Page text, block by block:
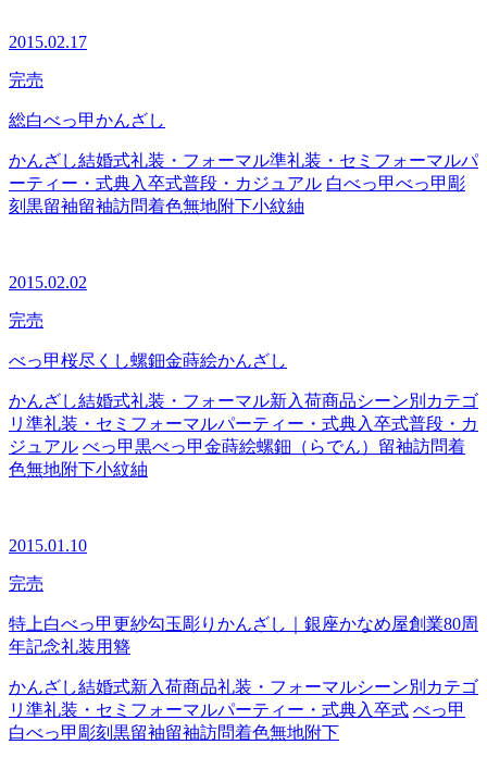
2015.02.17
完売
総白べっ甲かんざし
かんざし結婚式礼装・フォーマル準礼装・セミフォーマルパ
ーティー・式典入卒式普段・カジュアル 白べっ甲べっ甲 彫
刻 黒留袖留袖訪問着色無地附下小紋紬
2015.02.02
完売
べっ甲桜尽くし螺鈿金蒔絵かんざし
かんざし結婚式礼装・フォーマル新入荷商品シーン別カテゴ
リ 準礼装・セミフォーマルパーティー・式典入卒式普段・カ
ジュアル べっ甲黒べっ甲金蒔絵螺鈿（らでん） 留袖訪問着
色無地附下小紋紬
2015.01.10
完売
特上白べっ甲更紗勾玉彫りかんざし｜銀座かなめ屋創業80周
年記念礼装用簪
かんざし結婚式新入荷商品礼装・フォーマルシーン別カテゴ
リ 準礼装・セミフォーマルパーティー・式典入卒式 べっ甲
白べっ甲 彫刻 黒留袖留袖訪問着色無地附下